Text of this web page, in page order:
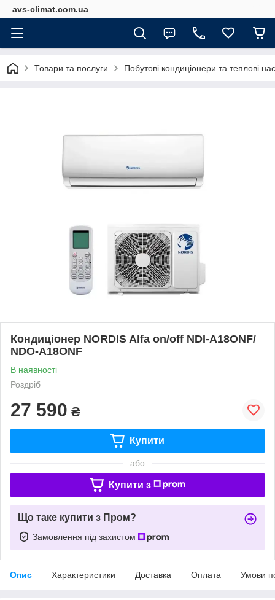
avs-climat.com.ua
Товари та послуги Побутові кондиціонери та теплові
Кондиціонер NORDIS Alfa on/off NDI-А18ONF/
NDO-А18ONF
В наявності
Роздріб
27 590 ₴
Купити
або
Купити з
Що таке купити з Пром?
Замовлення під захистом
Опис Характеристики Доставка Оплата Умови